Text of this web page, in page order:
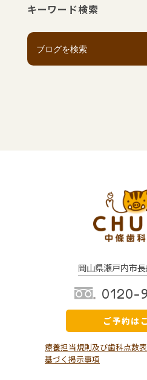
キーワード検索
岡山県瀬戸内市
0120-
ご予約は
療養担当規則及び歯科点数
基づく掲示事項